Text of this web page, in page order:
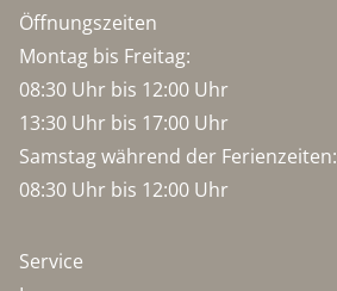
Öffnungszeiten
Montag bis Freitag:
08:30 Uhr bis 12:00 Uhr
13:30 Uhr bis 17:00 Uhr
Samstag während der Ferienzeiten:
08:30 Uhr bis 12:00 Uhr
Service